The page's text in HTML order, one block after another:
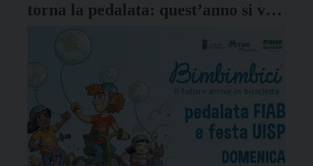
torna la pedalata: quest’anno si va
alla scoperta di Roncafort e